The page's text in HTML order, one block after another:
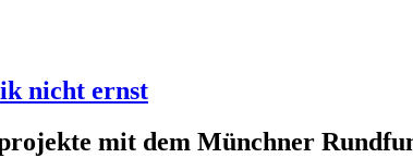
nicht ernst
mit dem Münchner